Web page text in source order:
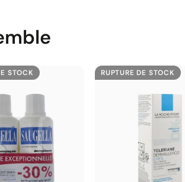
STOCK RUPTURE DE STOCK